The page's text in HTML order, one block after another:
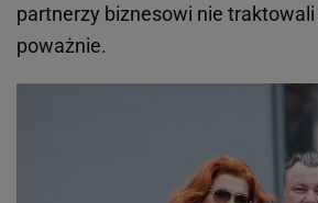
partnerzy biznesowi nie
poważnie.